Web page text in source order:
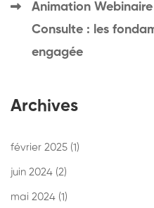
Animation Webinaire
Consulte : les
engagée
Archives
février 2025 (1)
juin 2024 (2)
mai 2024 (1)